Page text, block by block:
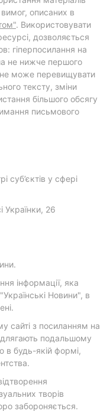
описаних в
. Використовувати
дозволяється
гіперпосилання на
не нижче першого
не може перевищувати
тексту, зміни
більшого обсягу
письмового
суб’єктів у сфері
Українки, 26
інформації, яка
Новини", в
сайті з посиланням на
подальшому
будь-якій формі,
творів
забороняється.